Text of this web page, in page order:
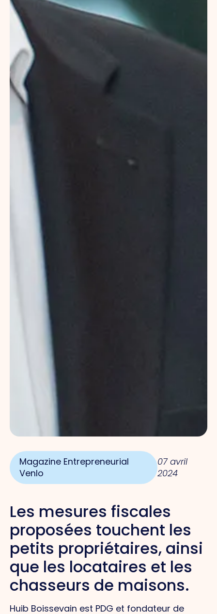
Magazine Entrepreneurial
Venlo
07 avril
2024
Les mesures fiscales
proposées touchent les
petits propriétaires, ainsi
que les locataires et les
chasseurs de maisons.
Huib Boissevain est PDG et fondateur de